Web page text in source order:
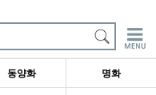
동양화 명화